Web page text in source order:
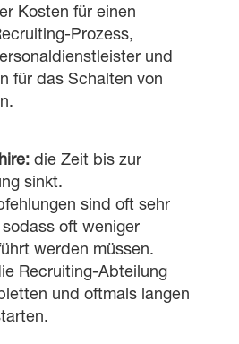
Kosten für einen
Prozess,
und
für das Schalten von
die Zeit bis zur
sinkt.
sind oft sehr
oft weniger
werden müssen.
Recruiting-Abteilung
und oftmals langen